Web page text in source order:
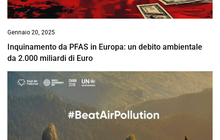
Gennaio 20, 2025
Inquinamento da PFAS in Europa: un debito ambientale
da 2.000 miliardi di Euro